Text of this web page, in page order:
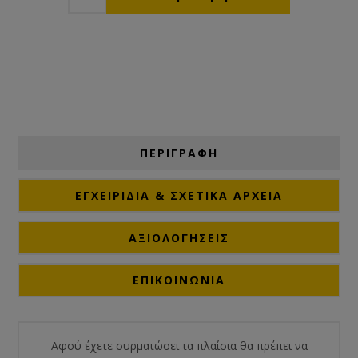
ΠΕΡΙΓΡΑΦΗ
ΕΓΧΕΙΡΊΔΙΑ & ΣΧΕΤΙΚΆ ΑΡΧΕΊΑ
ΑΞΙΟΛΟΓΉΣΕΙΣ
ΕΠΙΚΟΙΝΩΝΙΑ
Αφού έχετε συρματώσει τα πλαίσια θα πρέπει να